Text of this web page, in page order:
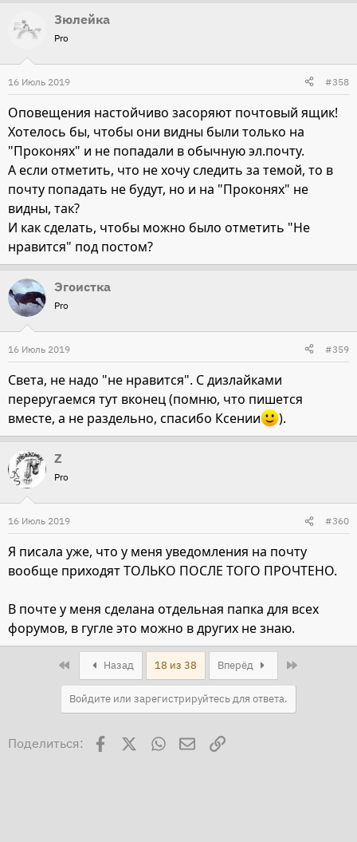
Зюлейка
Pro
16 Июль 2019 #358
Оповещения настойчиво засоряют почтовый ящик!
Хотелось бы, чтобы они видны были только на
"Проконях" и не попадали в обычную эл.почту.
А если отметить, что не хочу следить за темой, то в
почту попадать не будут, но и на "Проконях" не
видны, так?
И как сделать, чтобы можно было отметить "Не
нравится" под постом?
Эгоистка
Pro
16 Июль 2019 #359
Света, не надо "не нравится". С дизлайками
переругаемся тут вконец (помню, что пишется
вместе, а не раздельно, спасибо Ксении
).
Z
Pro
16 Июль 2019 #360
Я писала уже, что у меня уведомления на почту
вообще приходят ТОЛЬКО ПОСЛЕ ТОГО ПРОЧТЕНО.
В почте у меня сделана отдельная папка для всех
форумов, в гугле это можно в других не знаю.
Назад 18 из 38 Вперёд
Войдите или зарегистрируйтесь для ответа.
Поделиться: Facebook WhatsAppЭлектронная почта
Ссылка